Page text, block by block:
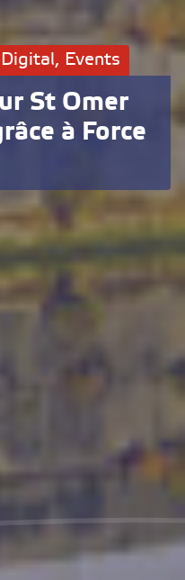
Events
St Omer
à Force